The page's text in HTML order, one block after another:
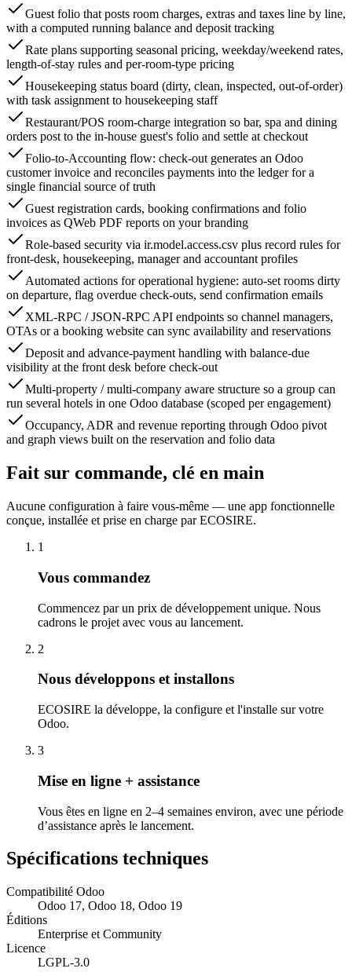
Guest folio that posts room charges, extras and taxes line by line,
with a computed running balance and deposit tracking
Rate plans supporting seasonal pricing, weekday/weekend rates,
length-of-stay rules and per-room-type pricing
Housekeeping status board (dirty, clean, inspected, out-of-order)
with task assignment to housekeeping staff
Restaurant/POS room-charge integration so bar, spa and dining
orders post to the in-house guest's folio and settle at checkout
Folio-to-Accounting flow: check-out generates an Odoo
customer invoice and reconciles payments into the ledger for a
single financial source of truth
Guest registration cards, booking confirmations and folio
invoices as QWeb PDF reports on your branding
Role-based security via ir.model.access.csv plus record rules for
front-desk, housekeeping, manager and accountant profiles
Automated actions for operational hygiene: auto-set rooms dirty
on departure, flag overdue check-outs, send confirmation emails
XML-RPC / JSON-RPC API endpoints so channel managers,
OTAs or a booking website can sync availability and reservations
Deposit and advance-payment handling with balance-due
visibility at the front desk before check-out
Multi-property / multi-company aware structure so a group can
run several hotels in one Odoo database (scoped per engagement)
Occupancy, ADR and revenue reporting through Odoo pivot
and graph views built on the reservation and folio data
Fait sur commande, clé en main
Aucune configuration à faire vous-même — une app fonctionnelle
conçue, installée et prise en charge par ECOSIRE.
1
Vous commandez
Commencez par un prix de développement unique. Nous
cadrons le projet avec vous au lancement.
2
Nous développons et installons
ECOSIRE la développe, la configure et l'installe sur votre
Odoo.
3
Mise en ligne + assistance
Vous êtes en ligne en 2–4 semaines environ, avec une période
d’assistance après le lancement.
Spécifications techniques
Compatibilité Odoo
Odoo 17, Odoo 18, Odoo 19
Éditions
Enterprise et Community
Licence
LGPL-3.0